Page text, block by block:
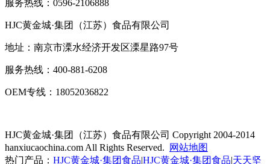
服务热线：0596-2106888
HJC黄金城·集团（江苏）食品有限公司
地址：南京市溧水经济开发区溧星路97号
服务热线：400-881-6208
OEM专线：18052036822
HJC黄金城·集团（江苏）食品有限公司 Copyright 2004-2014
hanxiucaochina.com All Rights Reserved.
网站地图
热门产品： HJC黄金城·集团食品|HJC黄金城·集团食品|天天坚